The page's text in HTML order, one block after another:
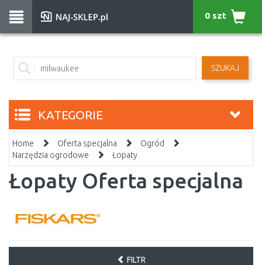
SZUKAJ
0 szt
KATEGORIE
Home Oferta specjalna
Ogród
Narzędzia ogrodowe
Łopaty
Łopaty Oferta specjalna
FILTR